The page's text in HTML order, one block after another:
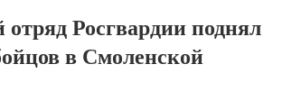
Росгвардии поднял
в Смоленской